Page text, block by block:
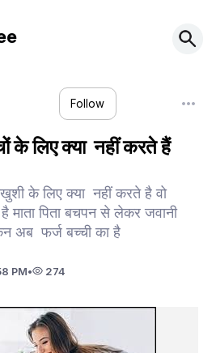
Follow
के लिए क्या नहीं करते हैं
खुशी के लिए क्या नहीं करते है वो
माता पिता बचपन से लेकर जवानी
अब फर्ज बच्ची का है
PM• 274